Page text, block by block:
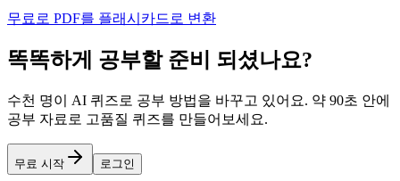
무료로 PDF를 플래시카드로 변환
똑똑하게 공부할 준비 되셨나요?
수천 명이 AI 퀴즈로 공부 방법을 바꾸고 있어요. 약 90초 안에
공부 자료로 고품질 퀴즈를 만들어보세요.
무료 시작 로그인